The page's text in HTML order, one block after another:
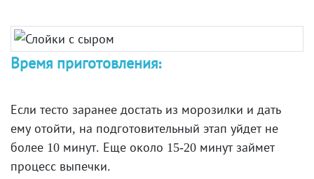
Время приготовления:
Если тесто заранее достать из морозилки и дать
ему отойти, на подготовительный этап уйдет не
более 10 минут. Еще около 15-20 минут займет
процесс выпечки.